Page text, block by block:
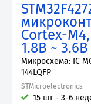
Cortex-
1.8В ~ 3.6В
Микросхема: IC
144LQFP
STMicroelectronics
15 шт - 3-6